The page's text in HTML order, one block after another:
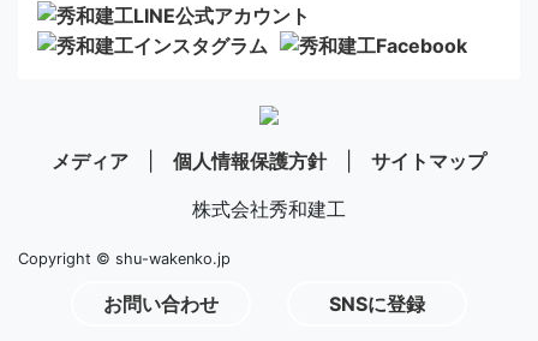
メディア 個人情報保護方針| サイトマップ
株式会社秀和建工
Copyright © shu-wakenko.jp
お問い合わせ SNSに登録